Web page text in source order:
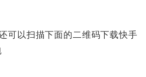
可以扫描下面的二维码下载快手